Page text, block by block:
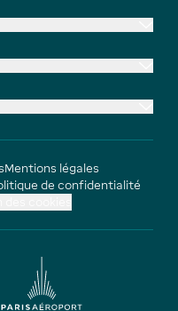
Mentions légales
de confidentialité